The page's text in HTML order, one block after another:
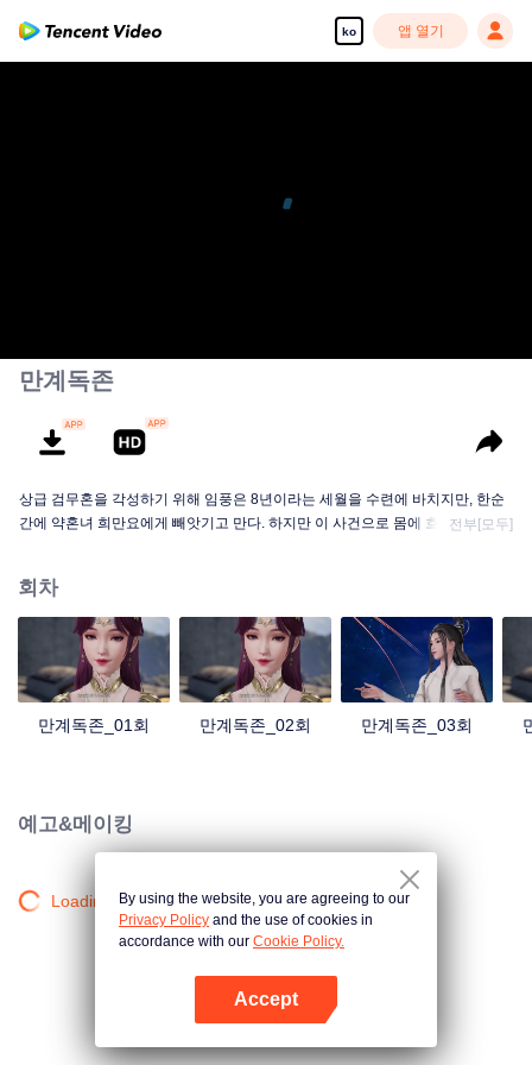
ko 앱 열기
만계독존
상급 검무혼을 각성하기 위해 임풍은 8년이라는 세월을 수련에 바치지만, 한순
간에 약혼녀 희만요에게 빼앗기고 만다. 하지만 이 사건으로 몸에 흐르던 봉황
감을 회복하고, 세상 밖으로 나가 눈앞에 놓인 겹겹의 시련을 헤쳐 나가며 만인
의 존경을 받는 무도의 최강자로 거듭난다.
전부[모두]
회차
만계독존_01회 만계독존_02회 만계독존_03회
예고&메이킹
Loading…By using the website, you are agreeing to our
Privacy Policy and the use of cookies in
accordance with our Cookie Policy.
Accept